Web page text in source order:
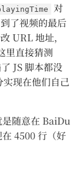
对
了视频的最后
URL 地址，
里直接猜测
JS 脚本都没
现在他们自己
随意在 BaiDu
4500 行（好